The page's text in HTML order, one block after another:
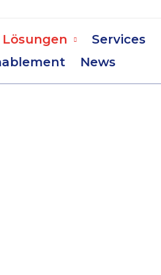
Lösungen Services
News